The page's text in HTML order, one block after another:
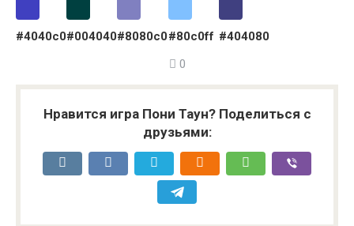
#4040c0#004040#8080c0#80c0ff #404080
0
Нравится игра Пони Таун? Поделиться с
друзьями: